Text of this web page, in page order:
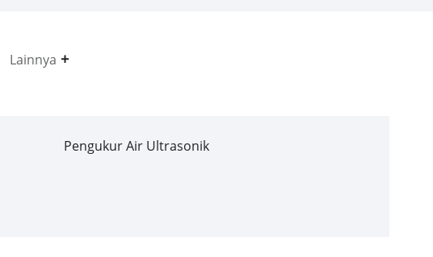
Lainnya
Pengukur Air Ultrasonik